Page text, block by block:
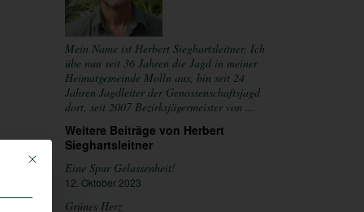
Mein Name ist Herbert Sieghartsleitner. Ich
übe nun seit 36 Jahren die Jagd in meiner
Heimatgemeinde Molln aus, bin seit 24
Jahren Jagdleiter der Genossenschaftsjagd
dort, seit 2007 Bezirksjägermeister von ...
Weitere Beiträge von Herbert
Sieghartsleitner
Eine Spur Gelassenheit!
12. Oktober 2023
Grünes Herz
Mit diesem Button wird der Dialog geschlossen. Seine Funktionalität ist